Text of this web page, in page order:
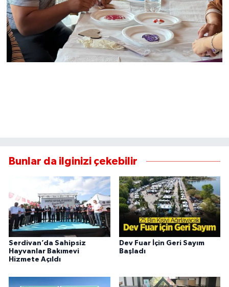
Bunlar da ilginizi çekebilir
Serdivan’da Sahipsiz
Hayvanlar Bakımevi
Hizmete Açıldı
Dev Fuar İçin Geri Sayım
Başladı